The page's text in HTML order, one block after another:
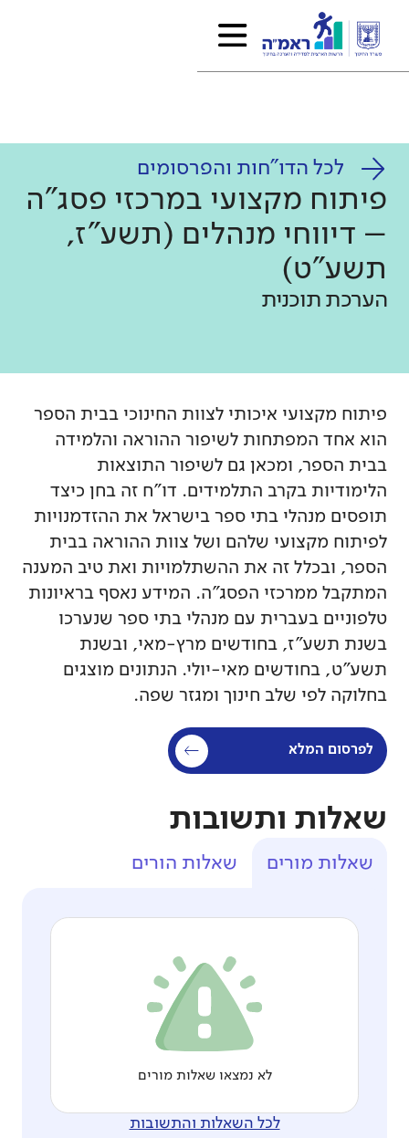
לכל הדו"חות והפרסומים
פיתוח מקצועי במרכזי פסג"ה
– דיווחי מנהלים (תשע"ז,
תשע"ט)
הערכת תוכנית
פיתוח מקצועי איכותי לצוות החינוכי בבית הספר
הוא אחד המפתחות לשיפור ההוראה והלמידה
בבית הספר, ומכאן גם לשיפור התוצאות
הלימודיות בקרב התלמידים. דו"ח זה בחן כיצד
תופסים מנהלי בתי ספר בישראל את ההזדמנויות
לפיתוח מקצועי שלהם ושל צוות ההוראה בבית
הספר, ובכלל זה את ההשתלמויות ואת טיב המענה
המתקבל ממרכזי הפסג"ה. המידע נאסף בראיונות
טלפוניים בעברית עם מנהלי בתי ספר שנערכו
בשנת תשע"ז, בחודשים מרץ-מאי, ובשנת
תשע"ט, בחודשים מאי-יולי. הנתונים מוצגים
בחלוקה לפי שלב חינוך ומגזר שפה.
לפרסום המלא
שאלות ותשובות
שאלות מורים שאלות הורים
לא נמצאו שאלות מורים
לכל השאלות והתשובות